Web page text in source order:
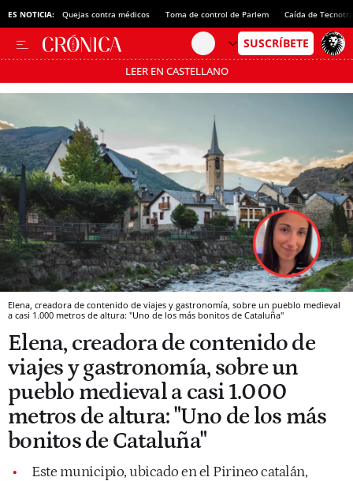
ES NOTICIA: Quejas contra médicos Toma de control de Parlem Caída de
LEER EN CASTELLANO
Pásate al MODO AHORRO
Elena, creadora de contenido de viajes y gastronomía, sobre un pueblo medieval
a casi 1.000 metros de altura: "Uno de los más bonitos de Cataluña"
Elena, creadora de contenido de
viajes y gastronomía, sobre un
pueblo medieval a casi 1.000
metros de altura: "Uno de los más
bonitos de Cataluña"
Este municipio, ubicado en el Pirineo catalán,